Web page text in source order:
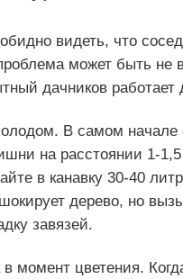
видеть, что
может быть не
дачников
В самом начале
на расстоянии 1-
в канавку 30-40
дерево, но
завязей.
момент цветения.